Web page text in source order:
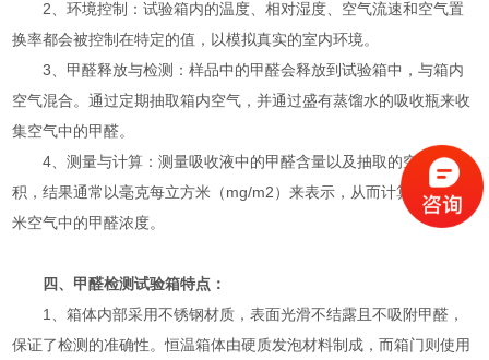
2、环境控制：试验箱内的温度、相对湿度、空气流速和空气置
换率都会被控制在特定的值，以模拟真实的室内环境。
3、甲醛释放与检测：样品中的甲醛会释放到试验箱中，与箱内
空气混合。通过定期抽取箱内空气，并通过盛有蒸馏水的吸收瓶来收
集空气中的甲醛。
4、测量与计算：测量吸收液中的甲醛含量以及抽取的空气体
积，结果通常以毫克每立方米（mg/m2）来表示，从而计算出每立方
米空气中的甲醛浓度。
四、甲醛检测试验箱特点：
1、箱体内部采用不锈钢材质，表面光滑不结露且不吸附甲醛，
保证了检测的准确性。恒温箱体由硬质发泡材料制成，而箱门则使用